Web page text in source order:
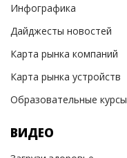
Инфографика
Дайджесты новостей
Карта рынка компаний
Карта рынка устройств
Образовательные курсы
ВИДЕО